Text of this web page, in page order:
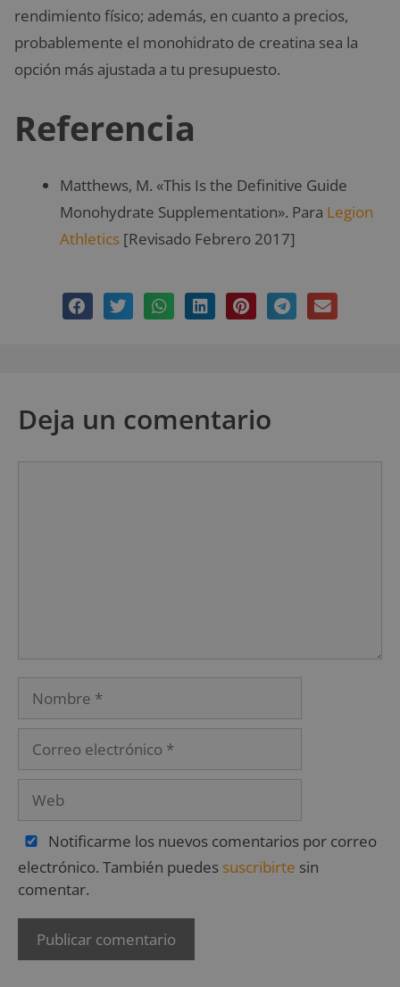
rendimiento físico; además, en cuanto a precios,
probablemente el monohidrato de creatina sea la
opción más ajustada a tu presupuesto.
Referencia
Matthews, M. «This Is the Definitive Guide
Monohydrate Supplementation». Para Legion
Athletics [Revisado Febrero 2017]
Deja un comentario
Notificarme los nuevos comentarios por correo
electrónico. También puedes suscribirte sin
comentar.